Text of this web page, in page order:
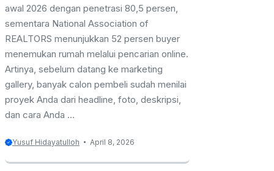
awal 2026 dengan penetrasi 80,5 persen,
sementara National Association of
REALTORS menunjukkan 52 persen buyer
menemukan rumah melalui pencarian online.
Artinya, sebelum datang ke marketing
gallery, banyak calon pembeli sudah menilai
proyek Anda dari headline, foto, deskripsi,
dan cara Anda ...
Yusuf Hidayatulloh April 8, 2026